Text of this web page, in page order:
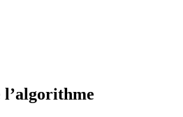
l’algorithme